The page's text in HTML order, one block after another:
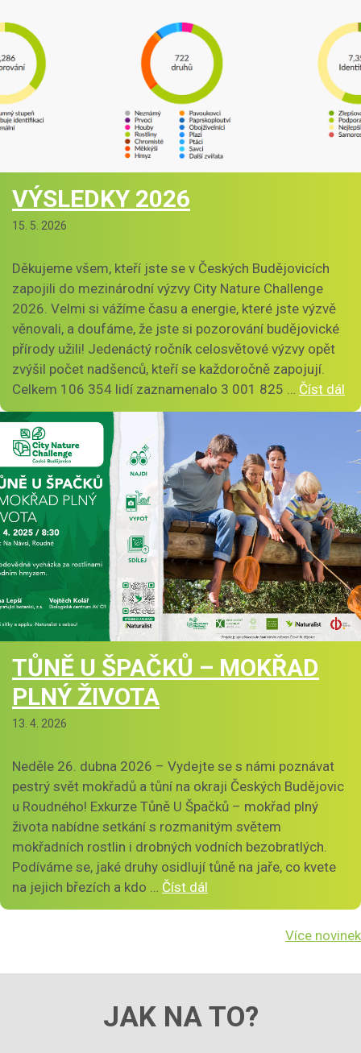
VÝSLEDKY 2026
15. 5. 2026
Děkujeme všem, kteří jste se v Českých Budějovicích
zapojili do mezinárodní výzvy City Nature Challenge
2026. Velmi si vážíme času a energie, které jste výzvě
věnovali, a doufáme, že jste si pozorování budějovické
přírody užili! Jedenáctý ročník celosvětové výzvy opět
zvýšil počet nadšenců, kteří se každoročně zapojují.
Celkem 106 354 lidí zaznamenalo 3 001 825 … Číst dál
TŮNĚ U ŠPAČKŮ – MOKŘAD
PLNÝ ŽIVOTA
13. 4. 2026
Neděle 26. dubna 2026 – Vydejte se s námi poznávat
pestrý svět mokřadů a tůní na okraji Českých Budějovic
u Roudného! Exkurze Tůně U Špačků – mokřad plný
života nabídne setkání s rozmanitým světem
mokřadních rostlin i drobných vodních bezobratlých.
Podíváme se, jaké druhy osidlují tůně na jaře, co kvete
na jejich březích a kdo … Číst dál
Více novinek
JAK NA TO?